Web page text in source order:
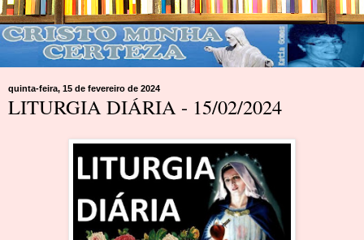
quinta-feira, 15 de fevereiro de 2024
LITURGIA DIÁRIA - 15/02/2024